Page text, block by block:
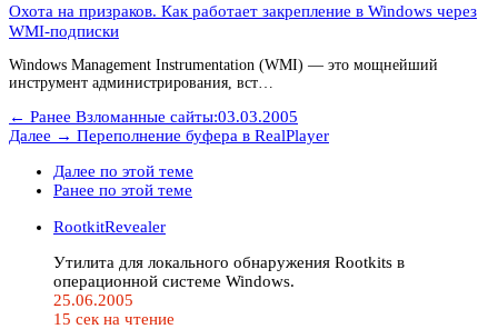
Охота на призраков. Как работает закрепление в Windows через
WMI-подписки
Windows Management Instrumentation (WMI) — это мощнейший
инструмент администрирования, вст…
← Ранее Взломанные сайты:03.03.2005
Далее → Переполнение буфера в RealPlayer
Далее по этой теме
Ранее по этой теме
RootkitRevealer
Утилита для локального обнаружения Rootkits в
операционной системе Windows.
25.06.2005
15 сек на чтение